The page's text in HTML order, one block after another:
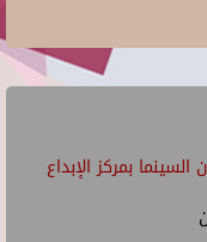
بمركز الإبداع